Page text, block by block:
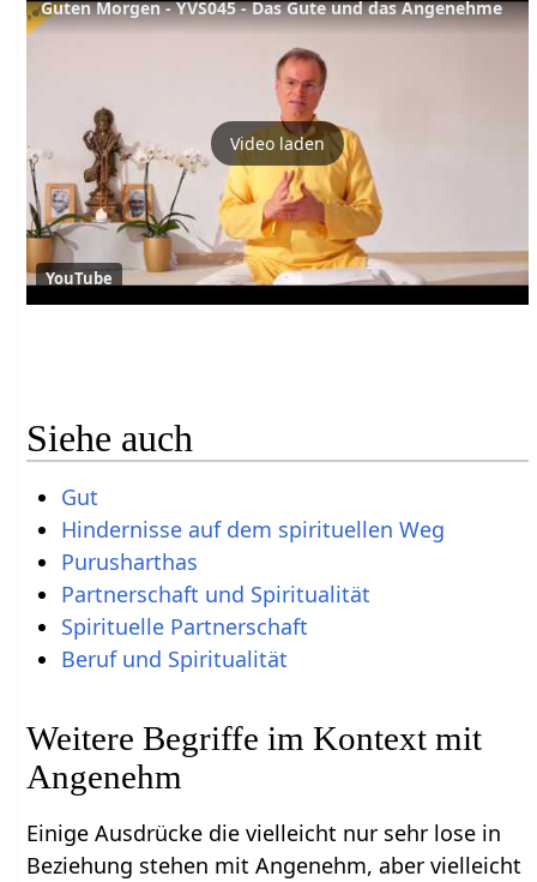
Guten Morgen - YVS045 - Das Gute und das Angenehme
Video laden
YouTube
Siehe auch
Gut
Hindernisse auf dem spirituellen Weg
Purusharthas
Partnerschaft und Spiritualität
Spirituelle Partnerschaft
Beruf und Spiritualität
Weitere Begriffe im Kontext mit
Einige Ausdrücke die vielleicht nur sehr lose in
Beziehung stehen mit Angenehm‏‎, aber vielleicht